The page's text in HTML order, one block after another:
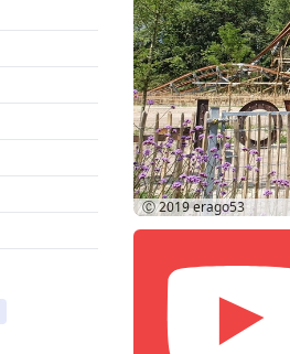
Ⓒ 2019erago53